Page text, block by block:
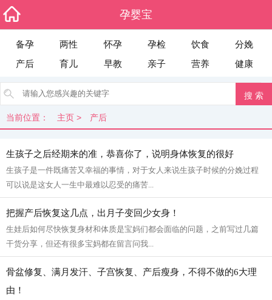
孕婴宝
备孕 两性 怀孕 孕检 饮食
分娩
产后
育儿 早教 亲子 营养 健康
当前位置： 主页 > 产后
生孩子之后经期来的准，恭喜你了，说明身体恢复的很好
生孩子是一件既痛苦又幸福的事情，对于女人来说生孩子时候的分娩过程
可以说是这女人一生中最难以忍受的痛苦...
把握产后恢复这几点，出月子变回少女身！
生娃后如何尽快恢复身材和体质是宝妈们都会面临的问题，之前写过几篇
干货分享，但还有很多宝妈都在留言问我...
骨盆修复、满月发汗、子宫恢复、产后瘦身，不得不做的6大理
由！